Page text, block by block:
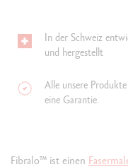
In der Schweiz
und hergestellt
Alle unsere
eine Garantie.
Fibralo™ ist einen